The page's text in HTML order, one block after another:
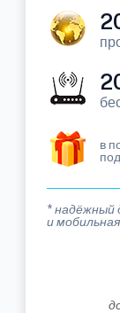
в
*
и мобильная